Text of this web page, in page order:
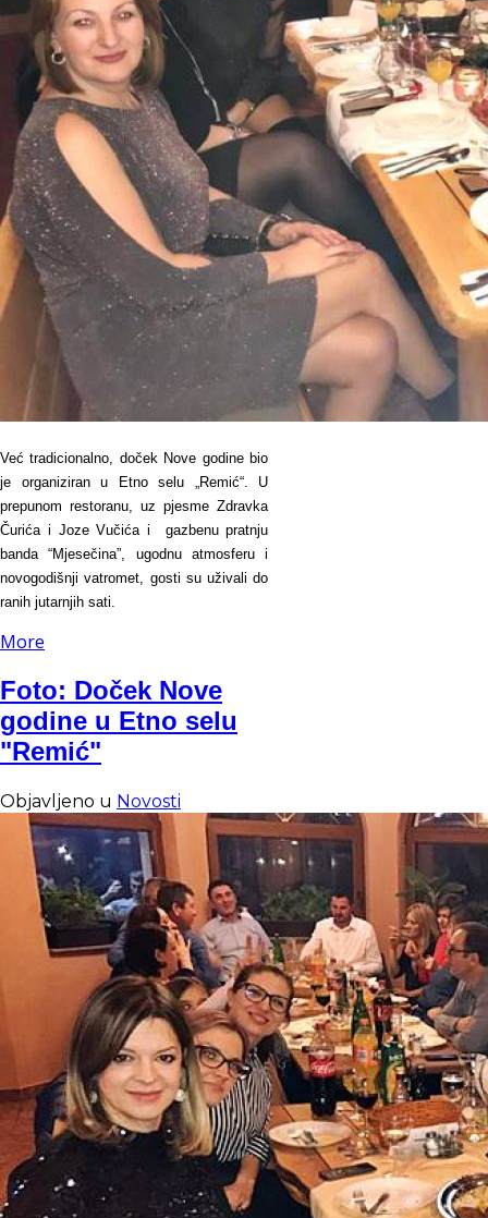
Već tradicionalno, doček Nove godine bio
je organiziran u Etno selu „Remić“. U
prepunom restoranu, uz pjesme Zdravka
Čurića i Joze Vučića i gazbenu pratnju
banda “Mjesečina”, ugodnu atmosferu i
novogodišnji vatromet, gosti su uživali do
ranih jutarnjih sati.
More
Foto: Doček Nove
godine u Etno selu
"Remić"
Objavljeno u Novosti